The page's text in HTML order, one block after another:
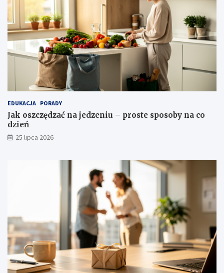
EDUKACJA PORADY
Jak oszczędzać na jedzeniu – proste sposoby na co
dzień
25 lipca 2026